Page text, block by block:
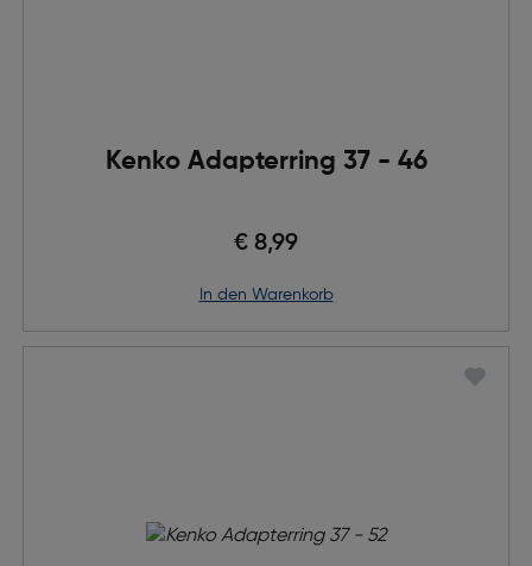
Kenko Adapterring 37 - 46
€ 8,99
in den Warenkorb